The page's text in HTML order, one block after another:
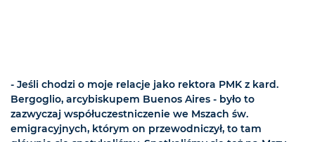
- Jeśli chodzi o moje relacje jako rektora PMK z kard.
Bergoglio, arcybiskupem Buenos Aires - było to
zazwyczaj współuczestniczenie we Mszach św.
emigracyjnych, którym on przewodniczył, to tam